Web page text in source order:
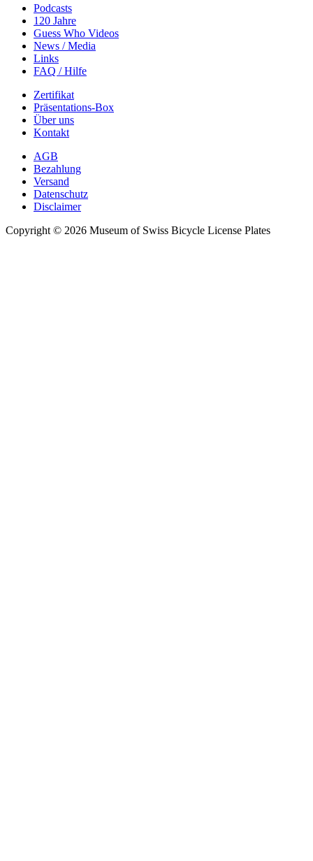
Podcasts
120 Jahre
Guess Who Videos
News / Media
Links
FAQ / Hilfe
Zertifikat
Präsentations-Box
Über uns
Kontakt
AGB
Bezahlung
Versand
Datenschutz
Disclaimer
Copyright © 2026 Museum of Swiss Bicycle License Plates